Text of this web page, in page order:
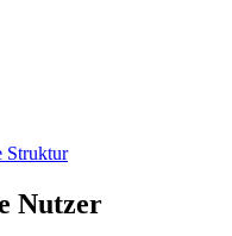
Struktur
Nutzer